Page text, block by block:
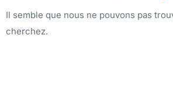
Il semble que nous ne pouvons pas
cherchez.